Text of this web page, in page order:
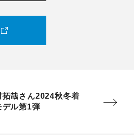
拓哉さん2024秋冬着
デル第1弾